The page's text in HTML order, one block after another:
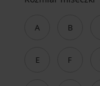
A B
E F